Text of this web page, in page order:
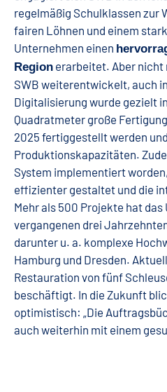
regelmäßig Schulklassen zur
fairen Löhnen und einem
Unternehmen einen
Region erarbeitet. Aber nicht
SWB weiterentwickelt, auch
Digitalisierung wurde gezielt
Quadratmeter große
2025 fertiggestellt werden
Produktionskapazitäten.
System implementiert
effizienter gestaltet und die
Mehr als 500 Projekte hat
vergangenen drei
darunter u. a. komplexe
Hamburg und Dresden.
Restauration von fünf
beschäftigt. In die Zukunft
optimistisch: „Die
auch weiterhin mit einem